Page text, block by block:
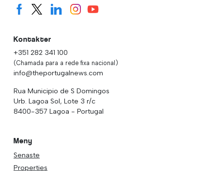
Kontakter
+351 282 341 100
(Chamada para a rede fixa nacional)
info@theportugalnews.com
Rua Municipio de S Domingos
Urb. Lagoa Sol, Lote 3 r/c
8400-357 Lagoa - Portugal
Meny
Senaste
Properties